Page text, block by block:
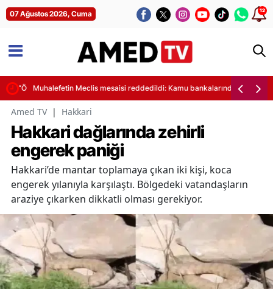
07 Ağustos 2026, Cuma 12
“Öcalan” tartışması
Muhalefetin Meclis mesaisi reddedildi: Kamu bankalarındaki 224
Amed TV | Hakkari
Hakkari dağlarında zehirli
engerek paniği
Hakkari’de mantar toplamaya çıkan iki kişi, koca
engerek yılanıyla karşılaştı. Bölgedeki vatandaşların
araziye çıkarken dikkatli olması gerekiyor.